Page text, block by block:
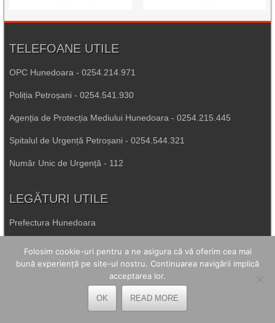
TELEFOANE UTILE
OPC Hunedoara - 0254.214.971
Poliția Petroșani - 0254.541.930
Agenția de Protecția Mediului Hunedoara - 0254.215.445
Spitalul de Urgență Petroșani - 0254.544.321
Număr Unic de Urgență - 112
LEGĂTURI UTILE
Prefectura Hunedoara
Inspectoratul Școlar Hunedoara
Folosim cookie-uri pentru a ne asigura că vă oferim cea mai
bună experiență pe site-ul nostru. Continuarea navigării implică
acceptarea lor.
OK READ MORE